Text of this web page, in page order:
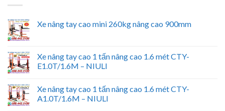
Xe nâng tay cao mini 260kg nâng cao 900mm
Xe nâng tay cao 1 tấn nâng cao 1.6 mét CTY-
E1.0T/1.6M – NIULI
Xe nâng tay cao 1 tấn nâng cao 1.6 mét CTY-
A1.0T/1.6M – NIULI